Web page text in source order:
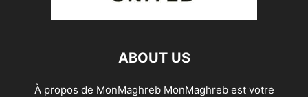
ABOUT US
À propos de MonMaghreb MonMaghreb est votre